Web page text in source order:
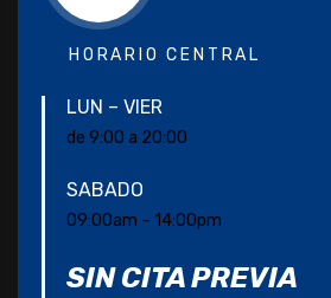
HORARIO CENTRAL
LUN – VIER
de 9:00 a 20:00
SABADO
09:00am – 14:00pm
SIN CITA PREVIA